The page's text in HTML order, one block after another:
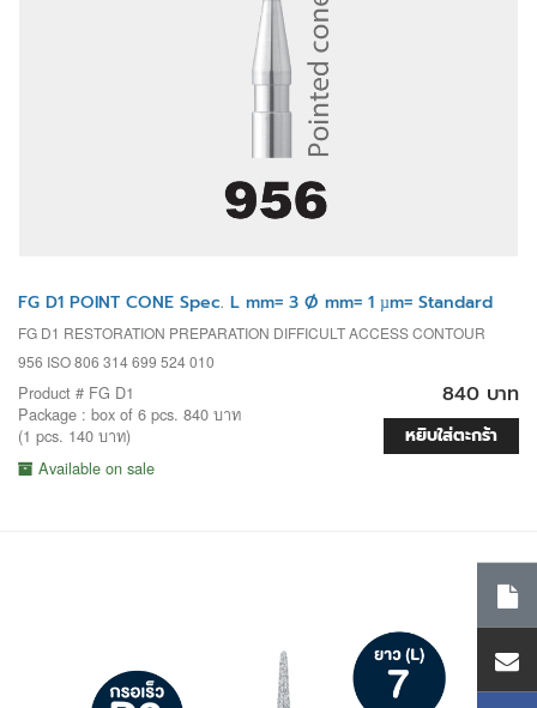
FG D1 POINT CONE Spec. L mm= 3 Ø mm= 1 µm= Standard
FG D1 RESTORATION PREPARATION DIFFICULT ACCESS CONTOUR
956 ISO 806 314 699 524 010
Product # FG D1
Package : box of 6 pcs. 840 บาท
(1 pcs. 140 บาท)
Available on sale
840 บาท
หยิบใส่ตะกร้า